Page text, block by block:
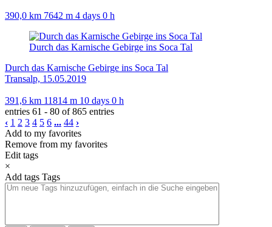
390,0 km 7642 m 4 days 0 h
Durch das Karnische Gebirge ins Soca Tal
Durch das Karnische Gebirge ins Soca Tal
Transalp, 15.05.2019
391,6 km 11814 m 10 days 0 h
entries 61 - 80 of 865 entries
‹ 1 2 3 4 5 6 ... 44 ›
Add to my favorites
Remove from my favorites
Edit tags
×
Add tags Tags